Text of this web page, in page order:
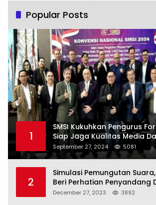
Popular Posts
1
SMSI Kukuhkan Pengurus
Siap Jaga Kualitas Media
Indonesia
September 27, 2024 5081
2
Simulasi Pemungutan Suara,
Beri Perhatian Penyandang
December 27, 2023 3892